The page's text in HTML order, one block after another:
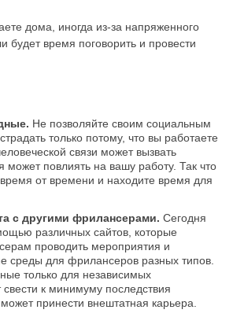
дома, иногда из-за напряженного
будет время поговорить и провести
Не позволяйте своим социальным
только потому, что вы работаете
связи может вызвать
может повлиять на вашу работу. Так что
от времени и находите время для
с другими фрилансерами. Сегодня
различных сайтов, которые
проводить мероприятия и
среды для фрилансеров разных типов.
только для независимых
свести к минимуму последствия
принести внештатная карьера.